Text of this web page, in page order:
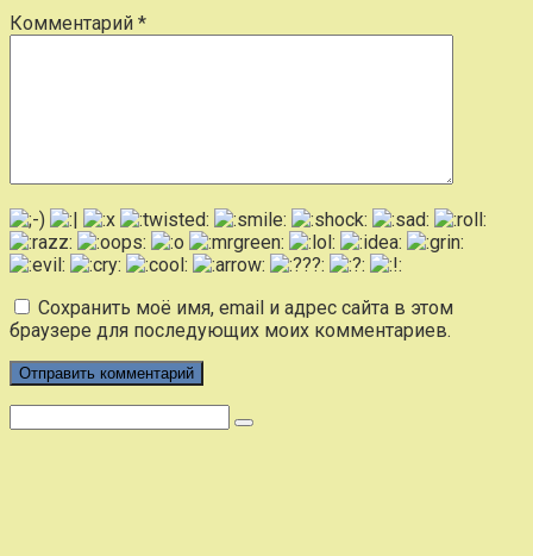
Комментарий *
Сохранить моё имя, email и адрес сайта в этом
браузере для последующих моих комментариев.